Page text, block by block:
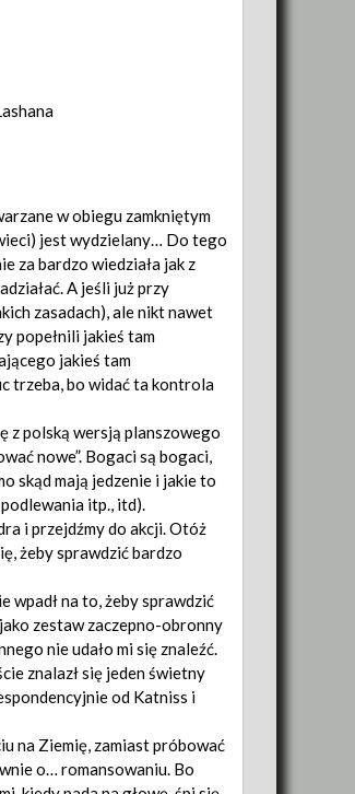
w obiegu zamkniętym
jest wydzielany… Do tego
za bardzo wiedziała jak z
A jeśli już przy
zasadach), ale nikt nawet
popełnili jakieś tam
jakieś tam
trzeba, bo widać ta kontrola
z polską wersją planszowego
nowe”. Bogaci są bogaci,
skąd mają jedzenie i jakie to
itp., itd).
i przejdźmy do akcji. Otóż
żeby sprawdzić bardzo
wpadł na to, żeby sprawdzić
zestaw zaczepno-obronny
nie udało mi się znaleźć.
znalazł się jeden świetny
od Katniss i
na Ziemię, zamiast próbować
o… romansowaniu. Bo